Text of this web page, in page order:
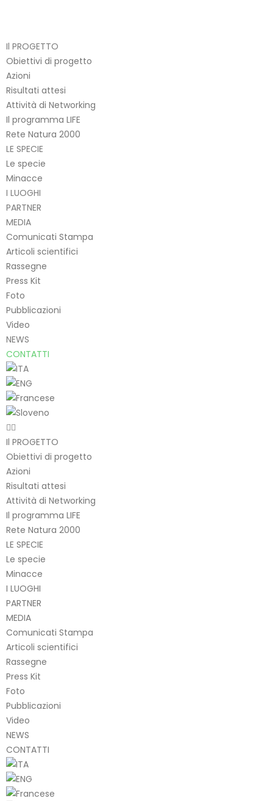
Il PROGETTO
Obiettivi di progetto
Azioni
Risultati attesi
Attività di Networking
Il programma LIFE
Rete Natura 2000
LE SPECIE
Le specie
Minacce
I LUOGHI
PARTNER
MEDIA
Comunicati Stampa
Articoli scientifici
Rassegne
Press Kit
Foto
Pubblicazioni
Video
NEWS
CONTATTI
Il PROGETTO
Obiettivi di progetto
Azioni
Risultati attesi
Attività di Networking
Il programma LIFE
Rete Natura 2000
LE SPECIE
Le specie
Minacce
I LUOGHI
PARTNER
MEDIA
Comunicati Stampa
Articoli scientifici
Rassegne
Press Kit
Foto
Pubblicazioni
Video
NEWS
CONTATTI